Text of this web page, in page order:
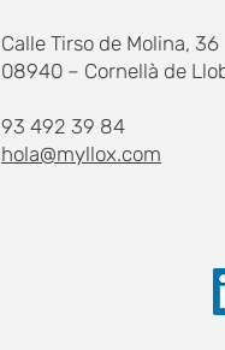
Calle Tirso de Molina, 36
08940 – Cornellà de
93 492 39 84
hola@myllox.com